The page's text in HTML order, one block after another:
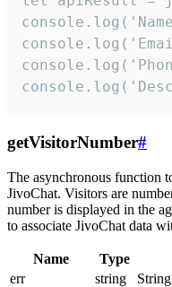
getVisitorNumber#
The asynchronous function
JivoChat. Visitors are
number is displayed in the
to associate JivoChat data
Name Type
err
string